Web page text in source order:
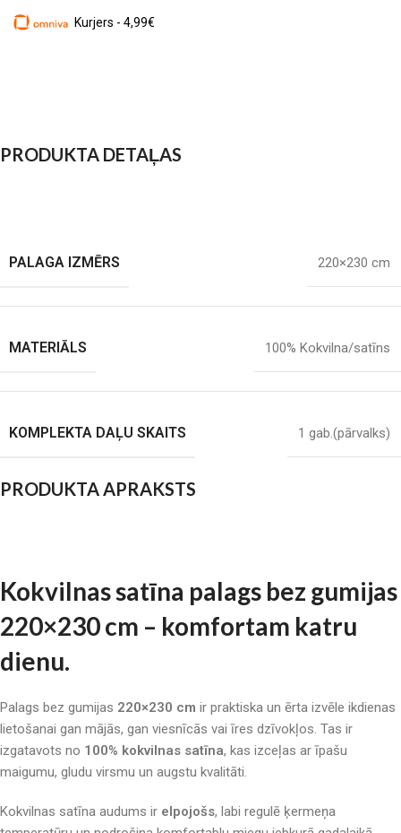
Kurjers - 4,99€
PRODUKTA DETAĻAS
PALAGA IZMĒRS 220×230 cm
MATERIĀLS 100% Kokvilna/satīns
KOMPLEKTA DAĻU SKAITS 1 gab.(pārvalks)
PRODUKTA APRAKSTS
Kokvilnas satīna palags bez gumijas
220×230 cm – komfortam katru
dienu.
Palags bez gumijas 220×230 cm ir praktiska un ērta izvēle ikdienas
lietošanai gan mājās, gan viesnīcās vai īres dzīvokļos. Tas ir
izgatavots no 100% kokvilnas satīna, kas izceļas ar īpašu
maigumu, gludu virsmu un augstu kvalitāti.
Kokvilnas satīna audums ir elpojošs, labi regulē ķermeņa